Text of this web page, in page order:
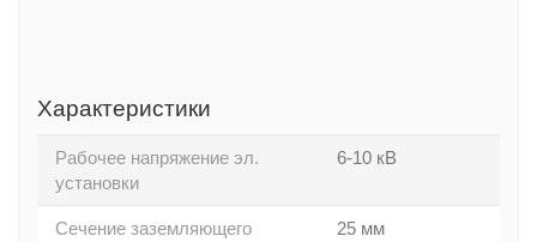
Характеристики
Рабочее напряжение эл.
установки
6-10 кВ
Сечение заземляющего
25 мм